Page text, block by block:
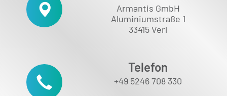
Armantis GmbH
Aluminiumstraße 1
33415 Verl
Telefon
+49 5246 708 330